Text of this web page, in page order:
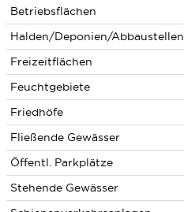
Betriebsflächen
Halden/Deponien/Abbaustellen
Freizeitflächen
Feuchtgebiete
Friedhöfe
Fließende Gewässer
Öffentl. Parkplätze
Stehende Gewässer